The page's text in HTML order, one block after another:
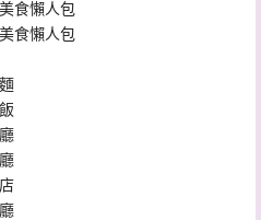
食懶人包
食懶人包